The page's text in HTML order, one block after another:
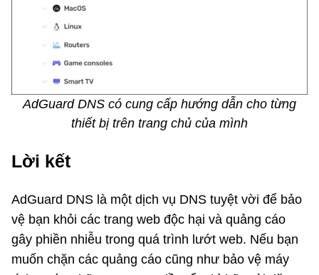
AdGuard DNS có cung cấp hướng dẫn cho từng
thiết bị trên trang chủ của mình
Lời kết
AdGuard DNS là một dịch vụ DNS tuyệt vời để bảo
vệ bạn khỏi các trang web độc hại và quảng cáo
gây phiền nhiễu trong quá trình lướt web. Nếu bạn
muốn chặn các quảng cáo cũng như bảo vệ máy